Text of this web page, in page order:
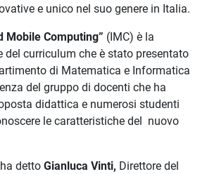
e unico nel suo genere in Italia.
Mobile Computing” (IMC) è la
del curriculum che è stato presentato
di Matematica e Informatica
del gruppo di docenti che ha
didattica e numerosi studenti
le caratteristiche del nuovo
detto Gianluca Vinti, Direttore del